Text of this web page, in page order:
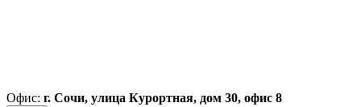
Офис: г. Сочи, улица Курортная, дом 30, офис 8